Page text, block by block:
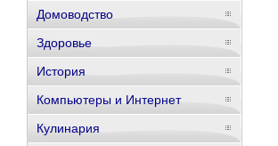
Домоводство
Здоровье
История
Компьютеры и Интернет
Кулинария